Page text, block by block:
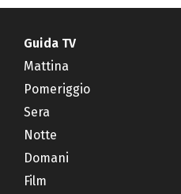
Guida TV
Mattina
Pomeriggio
Sera
Notte
Domani
Film